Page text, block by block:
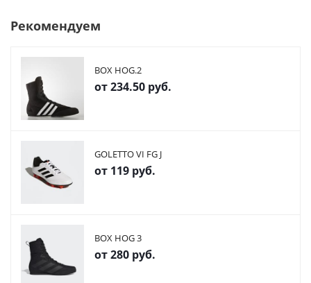
Рекомендуем
BOX HOG.2
от234.50 руб.
GOLETTO VI FG J
от 119 руб.
BOX HOG 3
от280 руб.